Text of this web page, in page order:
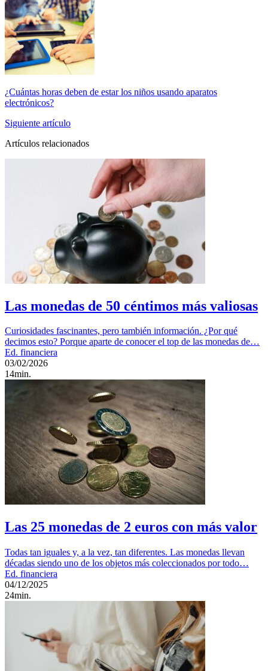
¿Cuántas horas deben de estar los niños usando aparatos
electrónicos?
Siguiente artículo
Artículos relacionados
Las monedas de 50 céntimos más valiosas
Curiosidades fascinantes, pero también información. ¿Por qué
decimos esto? Porque aparte de conocer el top de las monedas de…
Ed. financiera
03/02/2026
14min.
Las 25 monedas de 2 euros con más valor
Todas tan iguales y, a la vez, tan diferentes. Las monedas llevan
décadas siendo uno de los objetos más coleccionados por todo…
Ed. financiera
04/12/2025
24min.